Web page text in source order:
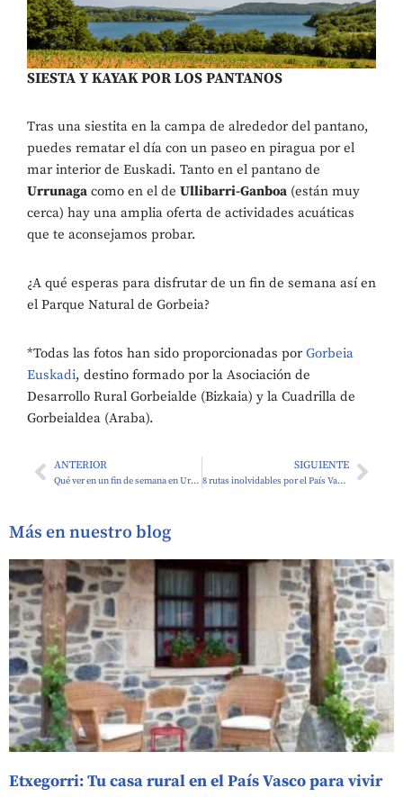
SIESTA Y KAYAK POR LOS PANTANOS
Tras una siestita en la campa de alrededor del pantano,
puedes rematar el día con un paseo en piragua por el
mar interior de Euskadi. Tanto en el pantano de
Urrunaga como en el de Ullibarri-Ganboa (están muy
cerca) hay una amplia oferta de actividades acuáticas
que te aconsejamos probar.
¿A qué esperas para disfrutar de un fin de semana así en
el Parque Natural de Gorbeia?
*Todas las fotos han sido proporcionadas porGorbeia
Euskadi, destino formado por la Asociación de
Desarrollo Rural Gorbeialde (Bizkaia) y la Cuadrilla de
Gorbeialdea (Araba).
ANTERIOR
Qué ver en un fin de semana en Urdaibai
SIGUIENTE
8 rutas inolvidables por el País Vasco
Más en nuestro blog
Etxegorri: Tu casa rural en el País Vasco para vivir